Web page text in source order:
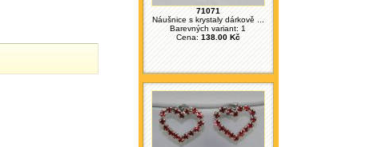
71071
Náušnice s krystaly dárkově ...
Barevných variant: 1
Cena: 138.00 Kč